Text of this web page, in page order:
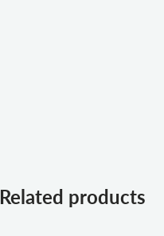
Related products